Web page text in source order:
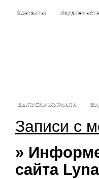
Контакты
ВЫПУСКИ ЖУРНАЛА
Записи с
»
сайта